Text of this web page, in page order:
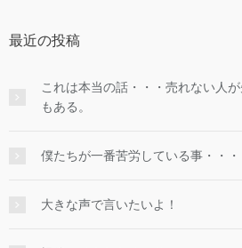
最近の投稿
これは本当の話・・・売れない人
もある。
僕たちが一番苦労している事・・・
大きな声で言いたいよ！